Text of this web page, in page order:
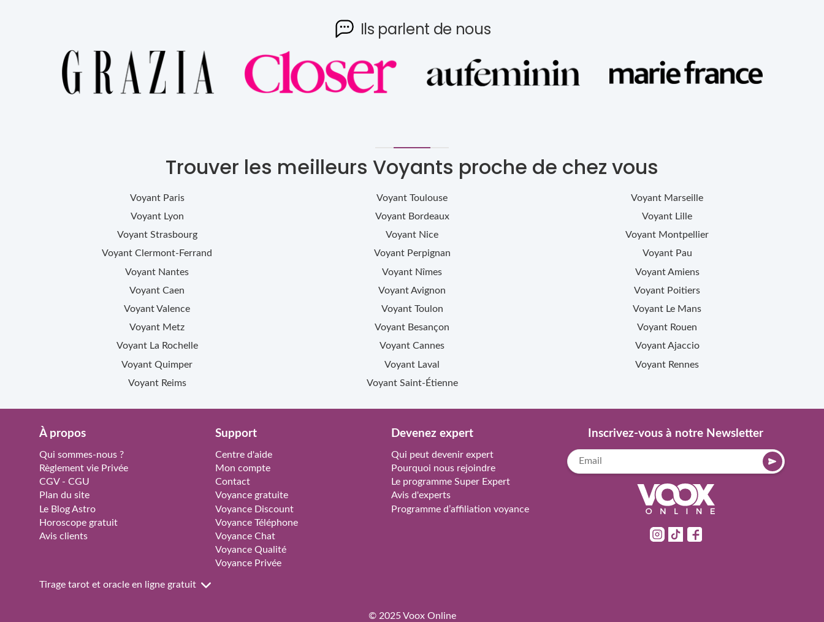
Ils parlent de nous
Trouver les meilleurs Voyants proche de chez vous
Voyant Paris Voyant Toulouse Voyant Marseille
Voyant Lyon Voyant Bordeaux Voyant Lille
Voyant Strasbourg Voyant Nice Voyant Montpellier
Voyant Clermont-Ferrand Voyant Perpignan Voyant Pau
Voyant Nantes Voyant Nîmes VoyantAmiens
Voyant Caen VoyantAvignon Voyant Poitiers
VoyantValence Voyant Toulon Voyant Le Mans
Voyant Metz Voyant Besançon Voyant Rouen
Voyant La Rochelle Voyant Cannes VoyantAjaccio
Voyant Quimper Voyant Laval Voyant Rennes
Voyant Reims Voyant Saint-Étienne
À propos
Qui sommes-nous ?
Règlement vie Privée
CGV - CGU
Plan du site
Le Blog Astro
Horoscope gratuit
Avis clients
Support
Centre d'aide
Mon compte
Contact
Voyance gratuite
Voyance Discount
Voyance Téléphone
Voyance Chat
Voyance Qualité
Voyance Privée
Devenez expert
Qui peut devenir expert
Pourquoi nous rejoindre
Le programme Super Expert
Avis d'experts
Programme d’affiliation voyance
Tirage tarot et oracle en ligne gratuit
Inscrivez-vous à notre Newsletter
© 2025Voox Online